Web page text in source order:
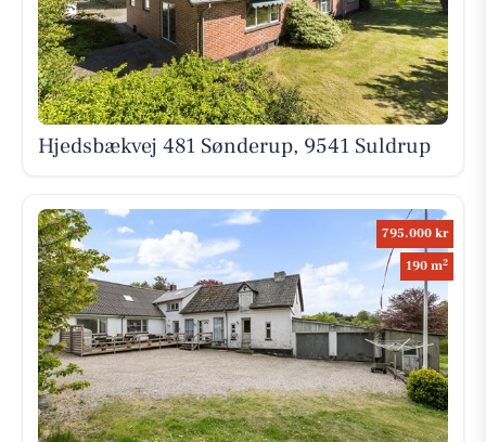
Hjedsbækvej 481 Sønderup, 9541 Suldrup
795.000 kr
190 m2